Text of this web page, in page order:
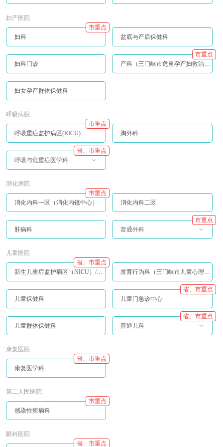
妇产医院
妇科
市重点
盆底与产后保健科
妇科门诊 产科（三门峡市危重孕产妇救治中心）
市重点
妇女孕产群体保健科
呼吸病院
呼吸重症监护病区(RICU)
市重点
胸外科
呼吸与危重症医学科
省、市重点
消化病院
消化内科一区（消化内镜中心）
市重点
消化内科二区
肝病科 普通外科
市重点
儿童医院
新生儿重症监护病区（NICU）/儿童重症监护病区（PICU）
省、市重点
发育行为科（三门峡市儿童心理行为中心）
儿童保健科 儿童门急诊中心
省、市重点
儿童群体保健科 普通儿科
省、市重点
康复医院
康复医学科
省、市重点
第二人民医院
感染性疾病科
市重点
眼科医院
省、市重点